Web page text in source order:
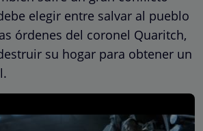
elegir entre salvar al pueblo
órdenes del coronel Quaritch,
su hogar para obtener un